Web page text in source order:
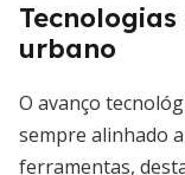
urbano
O avanço
sempre alinhado
ferramentas,